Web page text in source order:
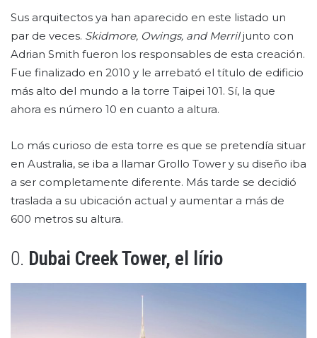
Sus arquitectos ya han aparecido en este listado un
par de veces. Skidmore, Owings, and Merriljunto con
Adrian Smith fueron los responsables de esta creación.
Fue finalizado en 2010 y le arrebató el título de edificio
más alto del mundo a la torre Taipei 101. Sí, la que
ahora es número 10 en cuanto a altura.
Lo más curioso de esta torre es que se pretendía situar
en Australia, se iba a llamar Grollo Tower y su diseño iba
a ser completamente diferente. Más tarde se decidió
traslada a su ubicación actual y aumentar a más de
600 metros su altura.
0. Dubai Creek Tower, el lírio